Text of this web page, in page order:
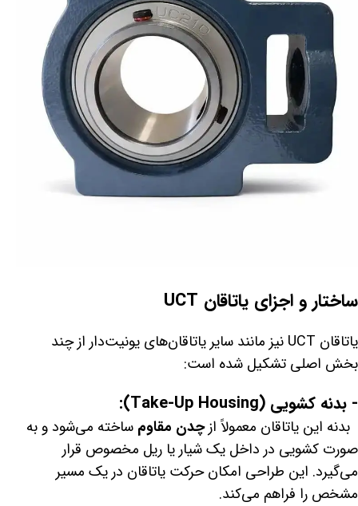
ساختار و اجزای یاتاقان UCT
یاتاقان UCT نیز مانند سایر یاتاقان‌های یونیت‌دار از چند
بخش اصلی تشکیل شده است:
- بدنه کشویی (Take-Up Housing):
بدنه این یاتاقان معمولاً ازچدن مقاوم ساخته می‌شود و به
صورت کشویی در داخل یک شیار یا ریل مخصوص قرار
می‌گیرد. این طراحی امکان حرکت یاتاقان در یک مسیر
مشخص را فراهم می‌کند.